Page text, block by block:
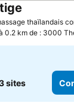
thaïlandais
0.2 km de : 3000
sites